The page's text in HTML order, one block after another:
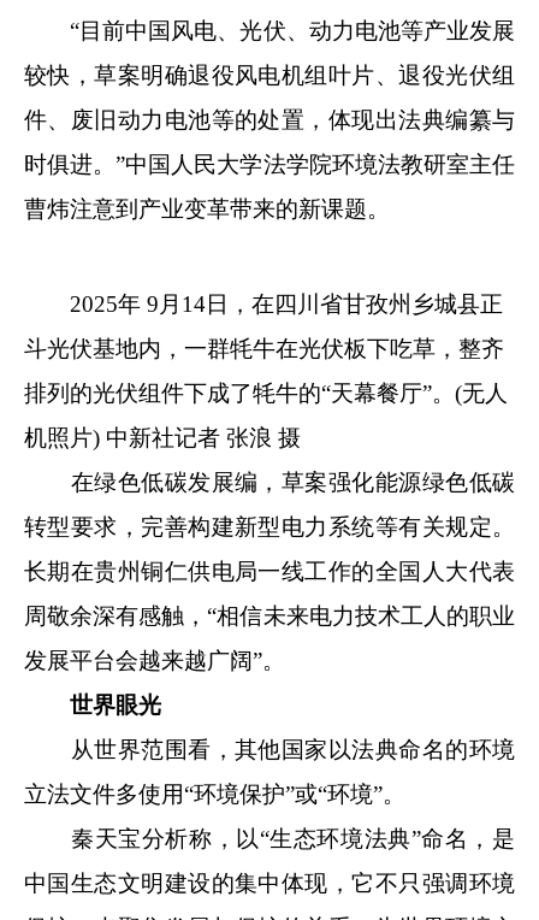
“目前中国风电、光伏、动力电池等产业发展
较快，草案明确退役风电机组叶片、退役光伏组
件、废旧动力电池等的处置，体现出法典编纂与
时俱进。”中国人民大学法学院环境法教研室主任
曹炜注意到产业变革带来的新课题。
2025年 9月14日，在四川省甘孜州乡城县正
斗光伏基地内，一群牦牛在光伏板下吃草，整齐
排列的光伏组件下成了牦牛的“天幕餐厅”。(无人
机照片) 中新社记者 张浪 摄
在绿色低碳发展编，草案强化能源绿色低碳
转型要求，完善构建新型电力系统等有关规定。
长期在贵州铜仁供电局一线工作的全国人大代表
周敬余深有感触，“相信未来电力技术工人的职业
发展平台会越来越广阔”。
世界眼光
从世界范围看，其他国家以法典命名的环境
立法文件多使用“环境保护”或“环境”。
秦天宝分析称，以“生态环境法典”命名，是
中国生态文明建设的集中体现，它不只强调环境